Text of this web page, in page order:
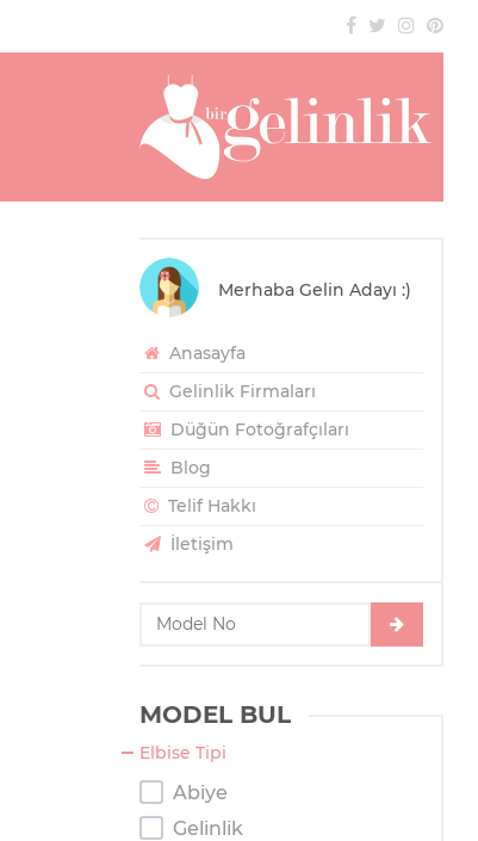
Merhaba Gelin Adayı :)
Anasayfa
Gelinlik Firmaları
Düğün Fotoğrafçıları
Blog
Telif Hakkı
İletişim
MODEL BUL
Elbise Tipi
Abiye
Gelinlik